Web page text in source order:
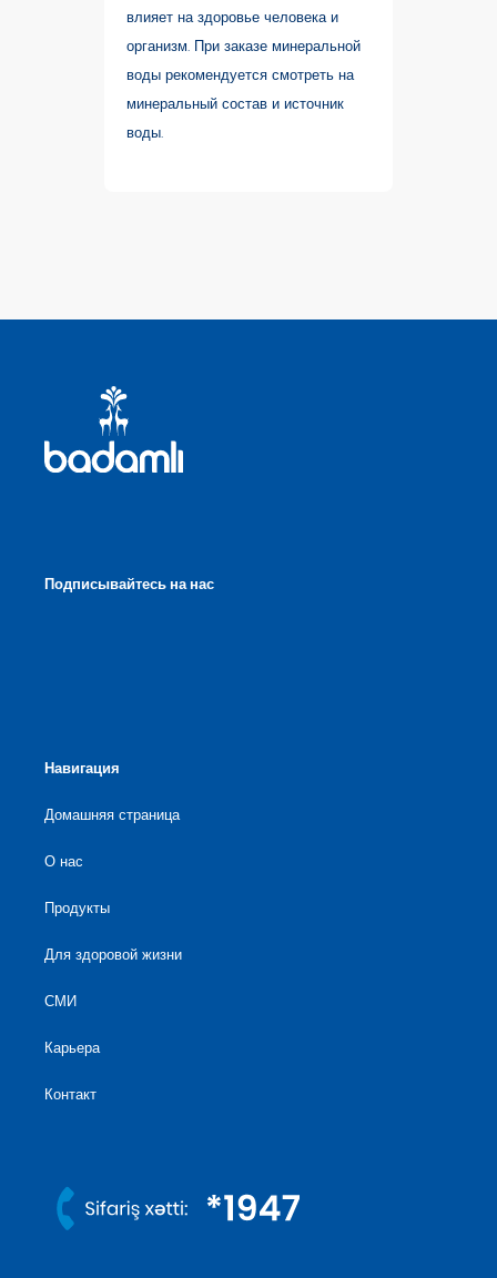
влияет на здоровье человека и
организм. При заказе минеральной
воды рекомендуется смотреть на
минеральный состав и источник
воды.
Навигация
Домашняя страница
О нас
Продукты
Для здоровой жизни
СМИ
Карьера
Контакт
Подписывайтесь на нас